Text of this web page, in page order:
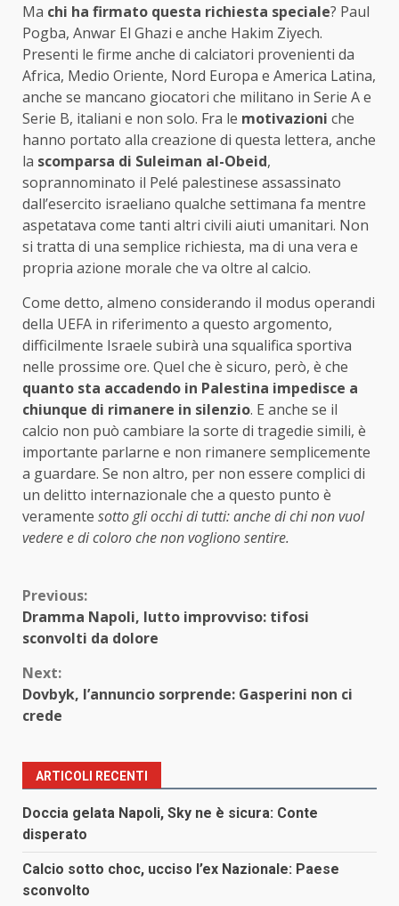
Ma chi ha firmato questa richiesta speciale? Paul
Pogba, Anwar El Ghazi e anche Hakim Ziyech.
Presenti le firme anche di calciatori provenienti da
Africa, Medio Oriente, Nord Europa e America Latina,
anche se mancano giocatori che militano in Serie A e
Serie B, italiani e non solo. Fra le motivazioni che
hanno portato alla creazione di questa lettera, anche
la scomparsa di Suleiman al-Obeid,
soprannominato il Pelé palestinese assassinato
dall’esercito israeliano qualche settimana fa mentre
aspetatava come tanti altri civili aiuti umanitari. Non
si tratta di una semplice richiesta, ma di una vera e
propria azione morale che va oltre al calcio.
Come detto, almeno considerando il modus operandi
della UEFA in riferimento a questo argomento,
difficilmente Israele subirà una squalifica sportiva
nelle prossime ore. Quel che è sicuro, però, è che
quanto sta accadendo in Palestina impedisce a
chiunque di rimanere in silenzio. E anche se il
calcio non può cambiare la sorte di tragedie simili, è
importante parlarne e non rimanere semplicemente
a guardare. Se non altro, per non essere complici di
un delitto internazionale che a questo punto è
veramente sotto gli occhi di tutti: anche di chi non vuol
vedere e di coloro che non vogliono sentire.
Continue
Reading
Previous:
Dramma Napoli, lutto improvviso: tifosi
sconvolti da dolore
Next:
Dovbyk, l’annuncio sorprende: Gasperini non ci
crede
ARTICOLI RECENTI
Doccia gelata Napoli, Sky ne è sicura: Conte
disperato
Calcio sotto choc, ucciso l’ex Nazionale: Paese
sconvolto